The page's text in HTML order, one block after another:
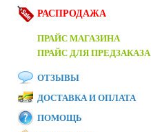
РАСПРОДАЖА
ПРАЙС МАГАЗИНА
ПРАЙС ДЛЯ ПРЕДЗАКАЗА
ОТЗЫВЫ
ДОСТАВКА И ОПЛАТА
ПОМОЩЬ